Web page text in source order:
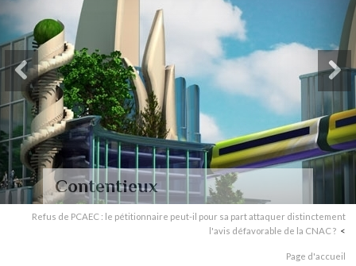
Contentieux
Refus de PCAEC : le pétitionnaire peut-il pour sa part attaquer distinctement
l'avis défavorable de la CNAC ?
Page d'accueil